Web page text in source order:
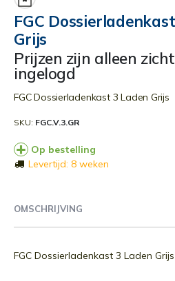
begin
van
de
afbeeldingen-
gallerij
FGC
Grijs
Prijzen zijn alleen
ingelogd
FGC Dossierladenkast 3 Laden Grijs
SKU FGC.V.3.GR
Op bestelling
Levertijd: 8 weken
OMSCHRIJVING
FGC Dossierladenkast 3 Laden Grijs